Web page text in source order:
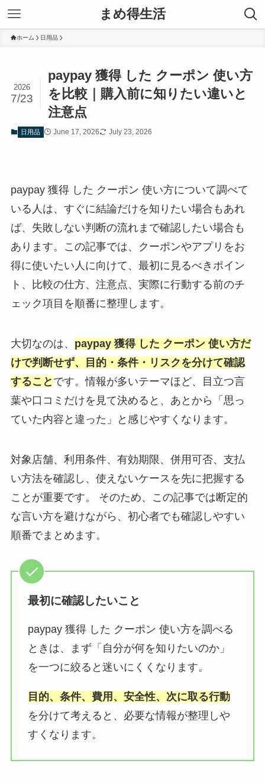
まめ得生活
ホーム 日用品
paypay 獲得 した クーポン 使い方
を比較｜購入前に知りたい違いと
注意点
2026
7/23
日用品 June 17, 2026 July 23, 2026
paypay 獲得 した クーポン 使い方について調べて
いる人は、すぐに結論だけを知りたい場合もあれ
ば、失敗しない判断の流れまで確認したい場合も
あります。この記事では、クーポンやアプリをお
得に使いたい人に向けて、最初に見るべきポイン
ト、比較の仕方、注意点、実際に行動する前のチ
ェック項目を順番に整理します。
大切なのは、 paypay 獲得 した クーポン 使い方だ
けで判断せず、目的・条件・リスクを分けて確認
すること です。情報が多いテーマほど、目立つ言
葉や口コミだけを見て決めると、あとから「思っ
ていた内容と違った」と感じやすくなります。
対象店舗、利用条件、有効期限、併用可否、支払
い方法を確認し、使えないケースを先に把握する
ことが重要です。 そのため、この記事では断定的
な言い方を避けながら、初心者でも確認しやすい
順番でまとめます。
最初に確認したいこと
paypay 獲得 した クーポン 使い方を調べる
ときは、まず「自分が何を知りたいのか」
を一つに絞ると迷いにくくなります。
目的、条件、費用、安全性、次に取る行動
を分けて考えると、必要な情報が整理しや
すくなります。